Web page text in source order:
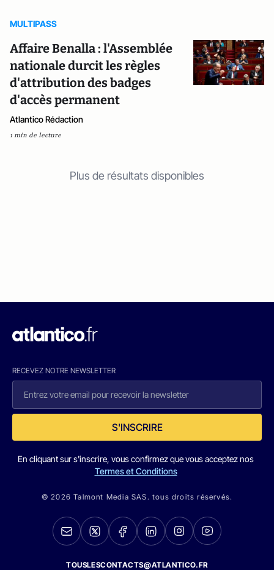
MULTIPASS
Affaire Benalla : l'Assemblée
nationale durcit les règles
d'attribution des badges
d'accès permanent
Atlantico Rédaction
1 min de lecture
Plus de résultats disponibles
RECEVEZ NOTRE NEWSLETTER
S'INSCRIRE
En cliquant sur s'inscrire, vous confirmez que vous acceptez nos
Termes et Conditions
© 2026 Talmont Media SAS. tous droits réservés.
TOUSLESCONTACTS@ATLANTICO.FR